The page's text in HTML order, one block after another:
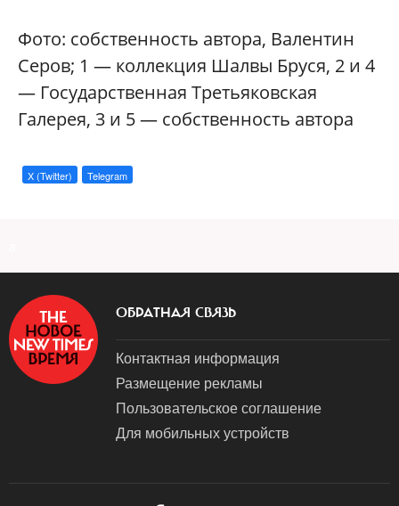
Фото: собственность автора, Валентин
Серов; 1 — коллекция Шалвы Бруся, 2 и 4
— Государственная Третьяковская
Галерея, 3 и 5 — собственность автора
X (Twitter) Telegram
ОБРАТНАЯ СВЯЗЬ
Контактная информация
Размещение рекламы
Пользовательское соглашение
Для мобильных устройств